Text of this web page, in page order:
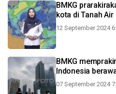
BMKG prarakirakan hujan guyur
kota di Tanah Air
12 September 2024
BMKG
Indonesia
07 September 2024